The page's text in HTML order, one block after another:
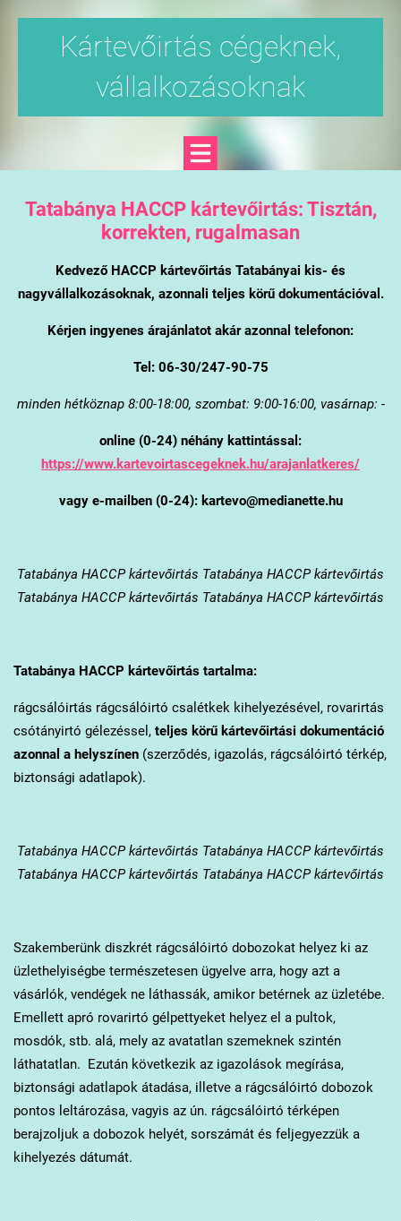
Kártevőirtás cégeknek,
vállalkozásoknak
Tatabánya HACCP kártevőirtás: Tisztán,
korrekten, rugalmasan
Kedvező HACCP kártevőirtás Tatabányai kis- és
nagyvállalkozásoknak, azonnali teljes körű dokumentációval.
Kérjen ingyenes árajánlatot akár azonnal telefonon:
Tel: 06-30/247-90-75
minden hétköznap 8:00-18:00, szombat: 9:00-16:00, vasárnap: -
online (0-24) néhány kattintással:
https://www.kartevoirtascegeknek.hu/arajanlatkeres/
vagy e-mailben (0-24): kartevo@medianette.hu
Tatabánya HACCP kártevőirtás Tatabánya HACCP kártevőirtás
Tatabánya HACCP kártevőirtás Tatabánya HACCP kártevőirtás
TatabányaHACCP kártevőirtás tartalma:
rágcsálóirtás rágcsálóirtó csalétkek kihelyezésével, rovarirtás
csótányirtó gélezéssel, teljes körű kártevőirtási dokumentáció
azonnal a helyszínen(szerződés, igazolás, rágcsálóirtó térkép,
biztonsági adatlapok).
Tatabánya HACCP kártevőirtás Tatabánya HACCP kártevőirtás
Tatabánya HACCP kártevőirtás Tatabánya HACCP kártevőirtás
Szakemberünk diszkrét rágcsálóirtó dobozokat helyez ki az
üzlethelyiségbe természetesen ügyelve arra, hogy azt a
vásárlók, vendégek ne láthassák, amikor betérnek az üzletébe.
Emellett apró rovarirtó gélpettyeket helyez el a pultok,
mosdók, stb. alá, mely az avatatlan szemeknek szintén
láthatatlan. Ezután következik az igazolások megírása,
biztonsági adatlapok átadása, illetve a rágcsálóirtó dobozok
pontos leltározása, vagyis az ún. rágcsálóirtó térképen
berajzoljuk a dobozok helyét, sorszámát és feljegyezzük a
kihelyezés dátumát.